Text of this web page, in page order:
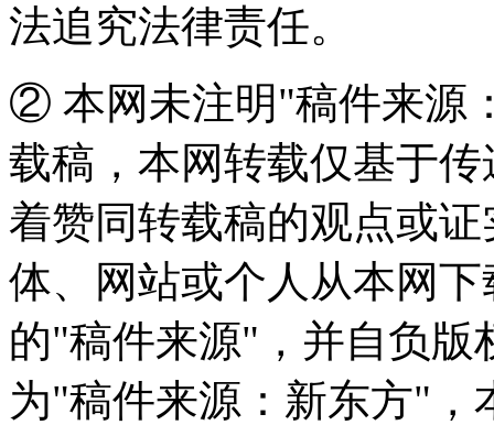
法追究法律责任。
② 本网未注明"稿件来源
载稿，本网转载仅基于
着赞同转载稿的观点或
体、网站或个人从本网
的"稿件来源"，并自负版
为"稿件来源：新东方"，